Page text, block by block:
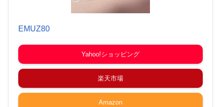
EMUZ80
Yahoo!ショッピング
楽天市場
Amazon